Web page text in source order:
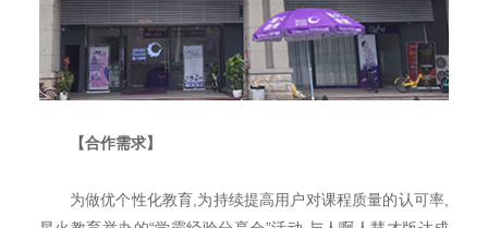
【合作需求】
为做优个性化教育,为持续提高用户对课程质量的认可率,